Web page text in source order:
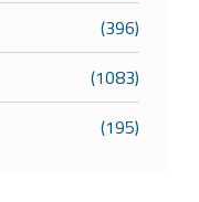
(396)
(1083)
(195)